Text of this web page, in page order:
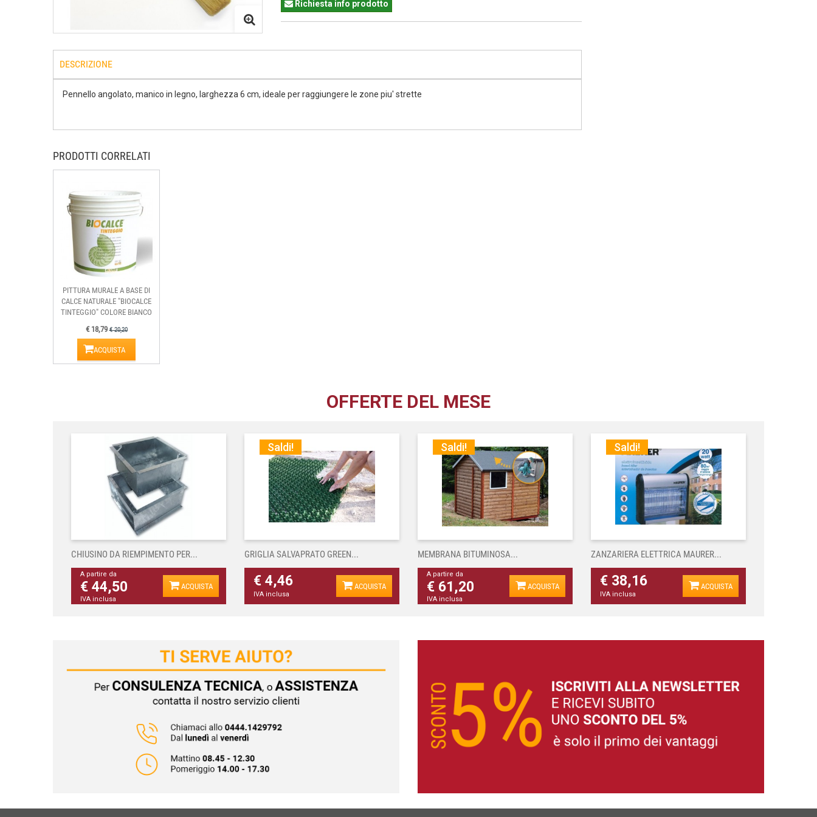
Richiesta info prodotto
DESCRIZIONE
Pennello angolato, manico in legno, larghezza 6 cm, ideale per raggiungere le zone piu' strette
PRODOTTI CORRELATI
PITTURA MURALE A BASE DI
CALCE NATURALE "BIOCALCE
TINTEGGIO" COLORE BIANCO
€ 18,79€ 20,20
ACQUISTA
OFFERTE DEL MESE
CHIUSINO DA RIEMPIMENTO PER...
A partire da
€ 44,50
IVA inclusa
ACQUISTA
Saldi!
GRIGLIA SALVAPRATO GREEN...
€ 4,46
IVA inclusa
ACQUISTA
Saldi!
MEMBRANA BITUMINOSA...
A partire da
€ 61,20
IVA inclusa
ACQUISTA
Saldi!
ZANZARIERA ELETTRICA MAURER...
€ 38,16
IVA inclusa
ACQUISTA